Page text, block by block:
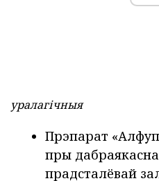
уралагічныя
Прэпарат
пры
прадсталёвай